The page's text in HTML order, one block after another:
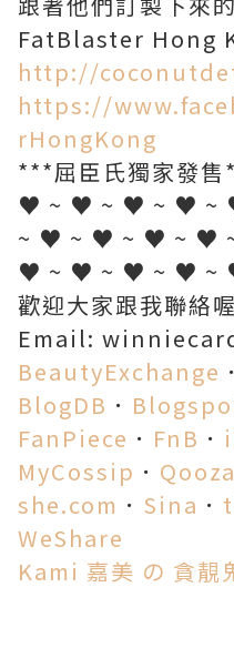
FatBlaster Hong
http://
https://
rHongKong
***屈臣氏獨家發
♥ ~ ♥ ~ ♥ ~ ♥ ~
~ ♥ ~ ♥ ~ ♥ ~ ♥
♥ ~ ♥ ~ ♥ ~ ♥ ~
歡迎大家跟我聯絡
Email:
BeautyExchange ．
BlogDB ．
FanPiece ． FnB ．
MyCossip ． Qooza
she.com ． Sina ．
WeShare
Kami 嘉美 の 貪靚